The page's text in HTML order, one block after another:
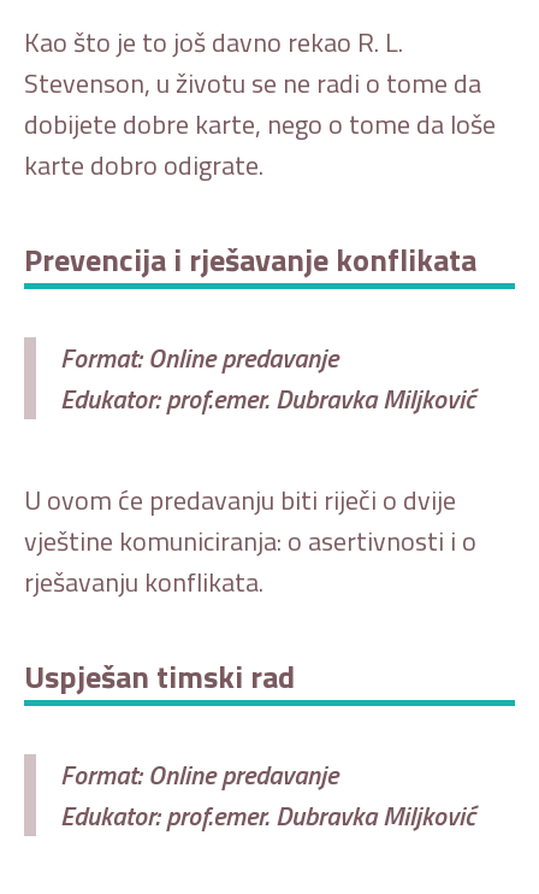
Kao što je to još davno rekao R. L.
Stevenson, u životu se ne radi o tome da
dobijete dobre karte, nego o tome da loše
karte dobro odigrate.
Prevencija i rješavanje konflikata
Format: Online predavanje
Edukator: prof.emer. Dubravka Miljković
U ovom će predavanju biti riječi o dvije
vještine komuniciranja: o asertivnosti i o
rješavanju konflikata.
Uspješan timski rad
Format: Online predavanje
Edukator: prof.emer. Dubravka Miljković